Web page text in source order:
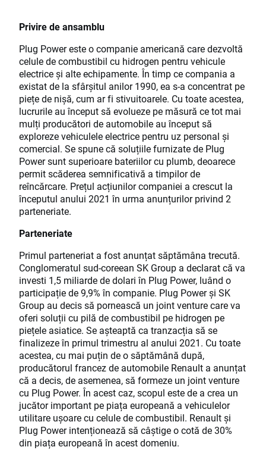
Privire de ansamblu
Plug Power este o companie americană care dezvoltă
celule de combustibil cu hidrogen pentru vehicule
electrice și alte echipamente. În timp ce compania a
existat de la sfârșitul anilor 1990, ea s-a concentrat pe
piețe de nișă, cum ar fi stivuitoarele. Cu toate acestea,
lucrurile au început să evolueze pe măsură ce tot mai
mulți producători de automobile au început să
exploreze vehiculele electrice pentru uz personal și
comercial. Se spune că soluțiile furnizate de Plug
Power sunt superioare bateriilor cu plumb, deoarece
permit scăderea semnificativă a timpilor de
reîncărcare. Prețul acțiunilor companiei a crescut la
începutul anului 2021 în urma anunțurilor privind 2
parteneriate.
Parteneriate
Primul parteneriat a fost anunțat săptămâna trecută.
Conglomeratul sud-coreean SK Group a declarat că va
investi 1,5 miliarde de dolari în Plug Power, luând o
participație de 9,9% în companie. Plug Power și SK
Group au decis să pornească un joint venture care va
oferi soluții cu pilă de combustibil pe hidrogen pe
piețele asiatice. Se așteaptă ca tranzacția să se
finalizeze în primul trimestru al anului 2021. Cu toate
acestea, cu mai puțin de o săptămână după,
producătorul francez de automobile Renault a anunțat
că a decis, de asemenea, să formeze un joint venture
cu Plug Power. În acest caz, scopul este de a crea un
jucător important pe piața europeană a vehiculelor
utilitare ușoare cu celule de combustibil. Renault și
Plug Power intenționează să câștige o cotă de 30%
din piața europeană în acest domeniu.